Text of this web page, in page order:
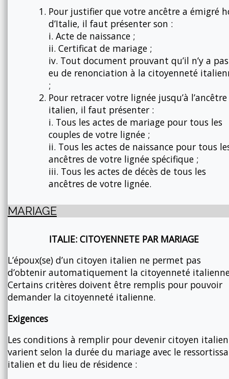
Pour justifier que votre ancêtre a émigré
d’Italie, il faut présenter son :
i. Acte de naissance ;
ii. Certificat de mariage ;
iv. Tout document prouvant qu’il n’y a pas
eu de renonciation à la citoyenneté
;
Pour retracer votre lignée jusqu’à l’ancêtre
italien, il faut présenter :
i. Tous les actes de mariage pour tous les
couples de votre lignée ;
ii. Tous les actes de naissance pour tous
ancêtres de votre lignée spécifique ;
iii. Tous les actes de décès de tous les
ancêtres de votre lignée.
MARIAGE
ITALIE: CITOYENNETE PAR MARIAGE
L’époux(se) d’un citoyen italien ne permet pas
d’obtenir automatiquement la citoyenneté
Certains critères doivent être remplis pour pouvoir
demander la citoyenneté italienne.
Exigences
Les conditions à remplir pour devenir citoyen italien
varient selon la durée du mariage avec le
italien et du lieu de résidence :